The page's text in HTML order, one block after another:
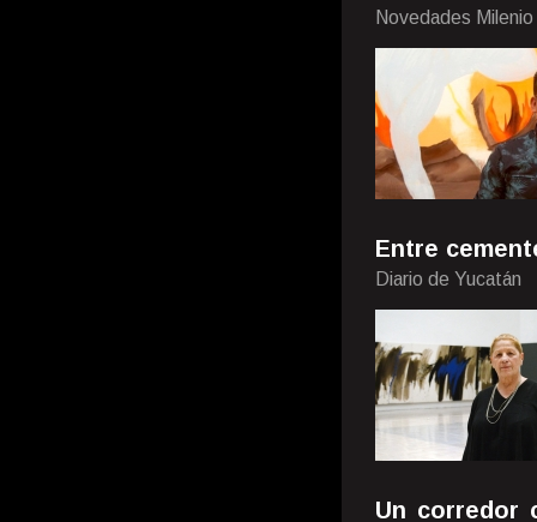
Novedades Milenio
Entre
Diario de Yucatán
Un corredor